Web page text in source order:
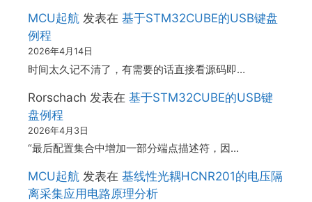
MCU起航 发表在 基于STM32CUBE的USB键盘
例程
2026年4月14日
时间太久记不清了，有需要的话直接看源码即…
Rorschach 发表在 基于STM32CUBE的USB键
盘例程
2026年4月3日
“最后配置集合中增加一部分端点描述符，因…
MCU起航 发表在 基线性光耦HCNR201的电压隔
离采集应用电路原理分析